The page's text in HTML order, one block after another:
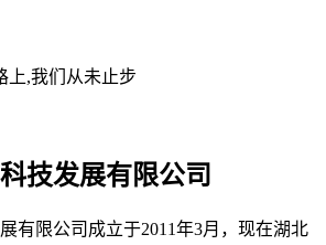
上,我们从未止步
技发展有限公司
有限公司成立于2011年3月，现在湖北